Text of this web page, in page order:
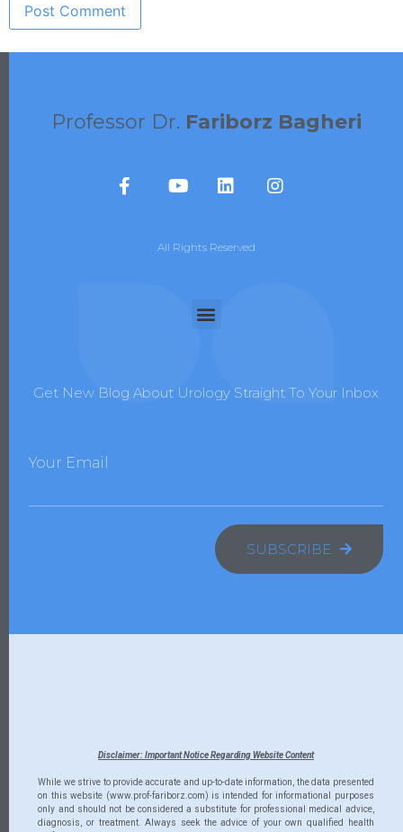
Professor Dr. Fariborz Bagheri
All Rights Reserved
Get New Blog About Urology Straight To Your Inbox
Your Email
SUBSCRIBE
Disclaimer: Important Notice Regarding Website Content
While we strive to provide accurate and up-to-date information, the data presented
on this website (www.prof-fariborz.com) is intended for informational purposes
only and should not be considered a substitute for professional medical advice,
diagnosis, or treatment. Always seek the advice of your own qualified health